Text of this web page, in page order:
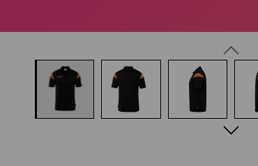
Ignorer la galerie d'images